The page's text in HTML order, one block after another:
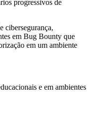
progressivos de
cibersegurança,
em Bug Bounty que
em um ambiente
e em ambientes